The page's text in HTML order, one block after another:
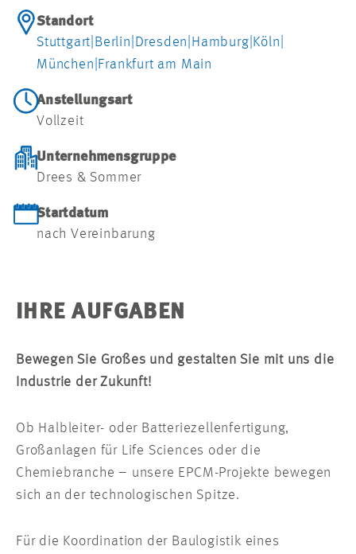
Standort
Stuttgart Berlin Dresden Hamburg Köln
München Frankfurt am Main
Anstellungsart
Vollzeit
Unternehmensgruppe
Drees & Sommer
Startdatum
nach Vereinbarung
IHRE AUFGABEN
Bewegen Sie Großes und gestalten Sie mit uns die
Industrie der Zukunft!
Ob Halbleiter- oder Batteriezellenfertigung,
Großanlagen für Life Sciences oder die
Chemiebranche – unsere EPCM-Projekte bewegen
sich an der technologischen Spitze.
Für die Koordination der Baulogistik eines